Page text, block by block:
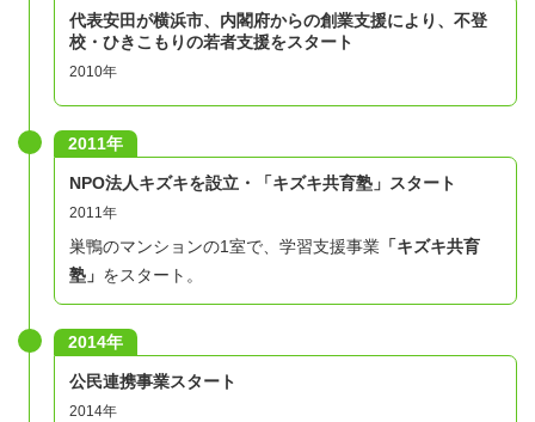
代表安田が横浜市、内閣府からの創業支援により、不登
校・ひきこもりの若者支援をスタート
2010年
2011年
NPO法人キズキを設立・「キズキ共育塾」スタート
2011年
巣鴨のマンションの1室で、学習支援事業 「キズキ共育
塾」 をスタート。
2014年
公民連携事業スタート
2014年